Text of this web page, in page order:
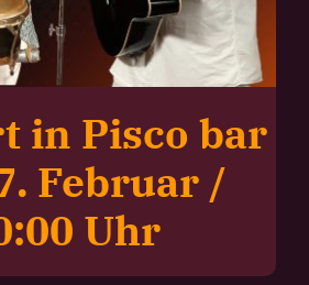
in Pisco bar
Februar /
Uhr